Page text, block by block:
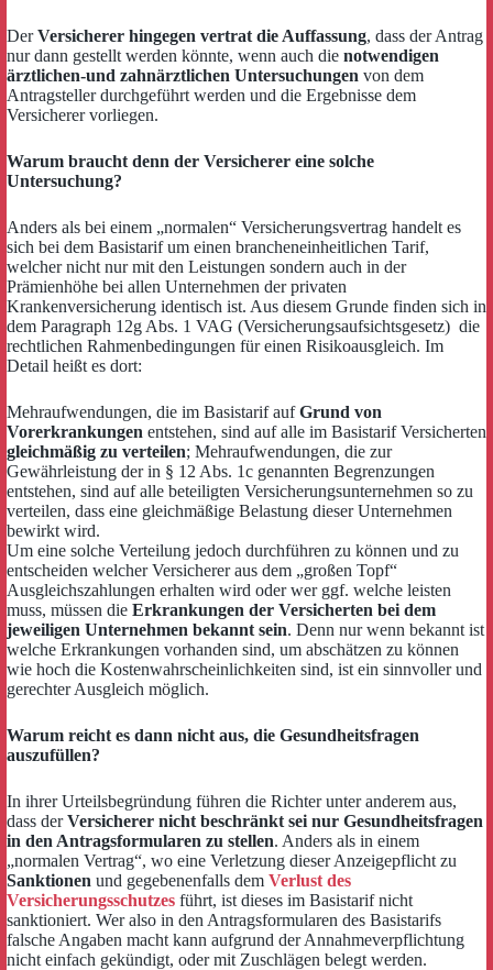
DerVersicherer hingegen vertrat die Auffassung, dass der Antrag
nur dann gestellt werden könnte, wenn auch die notwendigen
ärztlichen-und zahnärztlichen Untersuchungen von dem
Antragsteller durchgeführt werden und die Ergebnisse dem
Versicherer vorliegen.
Warum braucht denn der Versicherer eine solche
Untersuchung?
Anders als bei einem „normalen“ Versicherungsvertrag handelt es
sich bei dem Basistarif um einen brancheneinheitlichen Tarif,
welcher nicht nur mit den Leistungen sondern auch in der
Prämienhöhe bei allen Unternehmen der privaten
Krankenversicherung identisch ist. Aus diesem Grunde finden sich in
dem Paragraph 12g Abs. 1 VAG (Versicherungsaufsichtsgesetz) die
rechtlichen Rahmenbedingungen für einen Risikoausgleich. Im
Detail heißt es dort:
Mehraufwendungen, die im Basistarif aufGrund von
Vorerkrankungen entstehen, sind auf alle im Basistarif Versicherten
gleichmäßig zu verteilen; Mehraufwendungen, die zur
Gewährleistung der in § 12 Abs. 1c genannten Begrenzungen
entstehen, sind auf alle beteiligten Versicherungsunternehmen so zu
verteilen, dass eine gleichmäßige Belastung dieser Unternehmen
bewirkt wird.
Um eine solche Verteilung jedoch durchführen zu können und zu
entscheiden welcher Versicherer aus dem „großen Topf“
Ausgleichszahlungen erhalten wird oder wer ggf. welche leisten
muss, müssen die Erkrankungen der Versicherten bei dem
jeweiligen Unternehmen bekannt sein. Denn nur wenn bekannt ist
welche Erkrankungen vorhanden sind, um abschätzen zu können
wie hoch die Kostenwahrscheinlichkeiten sind, ist ein sinnvoller und
gerechter Ausgleich möglich.
Warum reicht es dann nicht aus, die Gesundheitsfragen
auszufüllen?
In ihrer Urteilsbegründung führen die Richter unter anderem aus,
dass derVersicherer nicht beschränkt sei nur Gesundheitsfragen
in den Antragsformularen zu stellen. Anders als in einem
„normalen Vertrag“, wo eine Verletzung dieser Anzeigepflicht zu
Sanktionen und gegebenenfalls dem Verlust des
Versicherungsschutzes führt, ist dieses im Basistarif nicht
sanktioniert. Wer also in den Antragsformularen des Basistarifs
falsche Angaben macht kann aufgrund der Annahmeverpflichtung
nicht einfach gekündigt, oder mit Zuschlägen belegt werden.